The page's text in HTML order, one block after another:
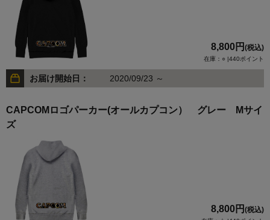
8,800円 (税込)
在庫：○ |440ポイント
お届け開始日： 2020/09/23 ～
CAPCOMロゴパーカー(オールカプコン） グレー Mサイ
ズ
8,800円 (税込)